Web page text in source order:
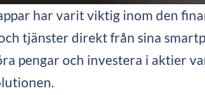
har varit viktig inom den
tjänster direkt från sina
pengar och investera i aktier